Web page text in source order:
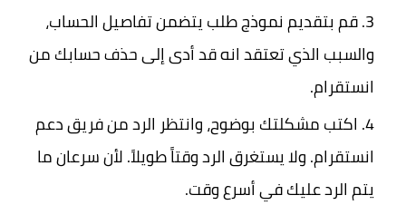
قم بتقديم نموذج طلب يتضمن تفاصيل الحساب،
والسبب الذي تعتقد انه قد أدى إلى حذف حسابك من
انستقرام.
اكتب مشكلتك بوضوح، وانتظر الرد من فريق دعم
انستقرام. ولا يستغرق الرد وقتاً طويلاً. لأن سرعان ما
يتم الرد عليك في أسرع وقت.